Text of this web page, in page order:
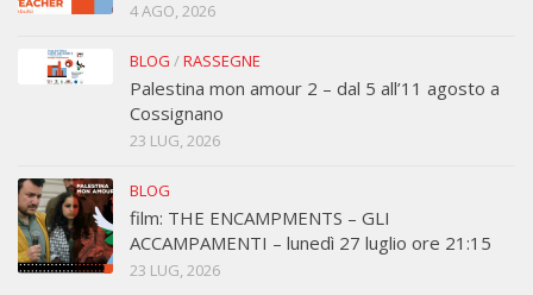
4 AGO, 2026
BLOG /RASSEGNE
Palestina mon amour 2 – dal 5 all’11 agosto a
Cossignano
23 LUG, 2026
BLOG
film: THE ENCAMPMENTS – GLI
ACCAMPAMENTI – lunedì 27 luglio ore 21:15
23 LUG, 2026